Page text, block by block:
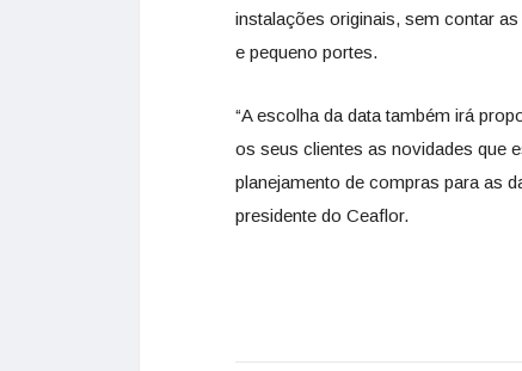
instalações originais, sem contar
e pequeno portes.
“A escolha da data também irá
os seus clientes as novidades que
planejamento de compras para as
presidente do Ceaflor.